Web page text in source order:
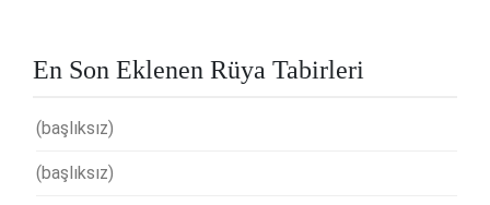
En Son Eklenen Rüya Tabirleri
(başlıksız)
(başlıksız)